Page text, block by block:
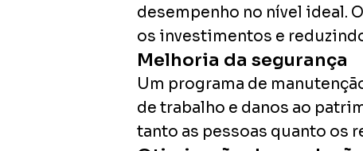
desempenho no nível ideal.
os investimentos e
Melhoria da segurança
Um programa de
de trabalho e danos ao
tanto as pessoas quanto os